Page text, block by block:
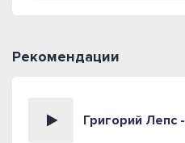
Рекомендации
Григорий Лепс -